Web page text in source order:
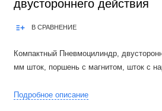
двустороннего действия
В СРАВНЕНИЕ
Компактный Пневмоцилиндр,
мм шток, поршень с магнитом, шток с
Product Features:1.In accordance with
Подробное описание